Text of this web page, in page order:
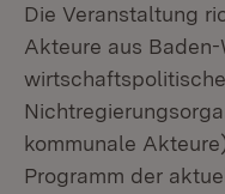
Die Veranstaltung
Akteure aus Baden-
kommunale
Programm der